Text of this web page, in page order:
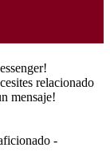
relacionado
mensaje!
-